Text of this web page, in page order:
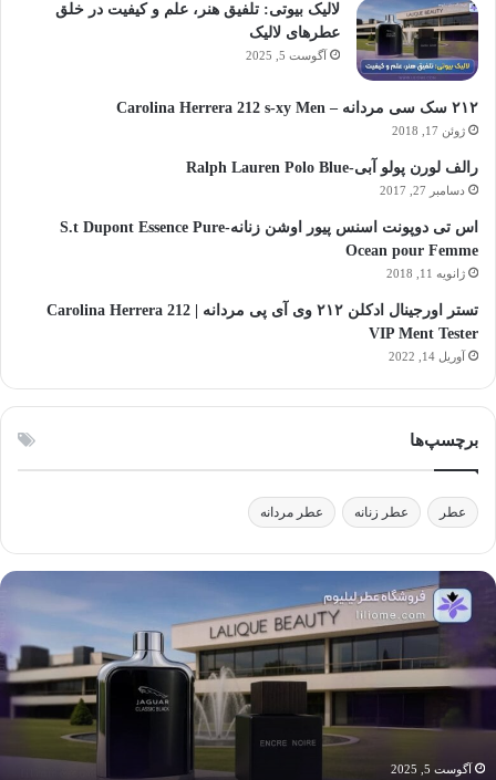
لالیک بیوتی: تلفیق هنر، علم و کیفیت در خلق
عطرهای لالیک
آگوست 5, 2025
۲۱۲ سک سی مردانه – Carolina Herrera 212 s-xy Men
ژوئن 17, 2018
رالف لورن پولو آبی-Ralph Lauren Polo Blue
دسامبر 27, 2017
اس تی دوپونت اسنس پیور اوشن زنانه-S.t Dupont Essence Pure
Ocean pour Femme
ژانویه 11, 2018
تستر اورجینال ادکلن ۲۱۲ وی آی پی مردانه | Carolina Herrera 212
VIP Ment Tester
آوریل 14, 2022
برچسپ‌ها
عطر عطر زنانه عطر مردانه
استفاده
از
عطر
برای
کودکان
خطرناک
است؟
آگوست 5, 2025